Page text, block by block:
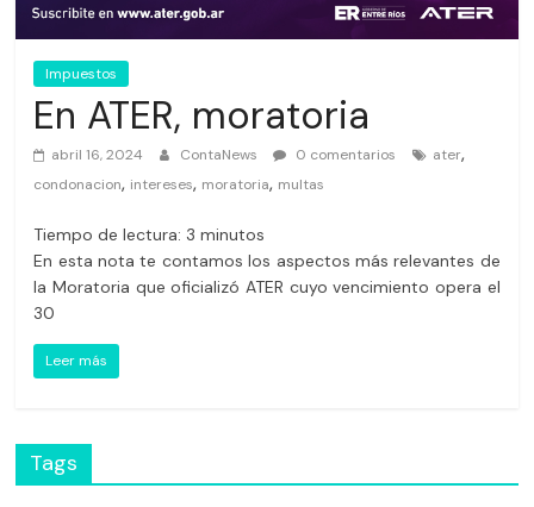
Impuestos
En ATER, moratoria
abril 16, 2024 ContaNews 0 comentarios ater,
condonacion, intereses, moratoria, multas
Tiempo de lectura: 3 minutos
En esta nota te contamos los aspectos más relevantes de
la Moratoria que oficializó ATER cuyo vencimiento opera el
30
Leer más
Tags